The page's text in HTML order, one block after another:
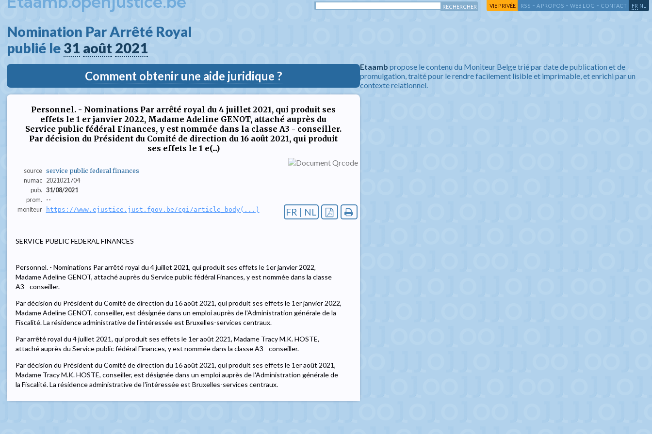
VIE PRIVÉE RSS - A PROPOS - WEB LOG - CONTACT FR NL
Nomination Par Arrêté Royal
publié le 31 août 2021
Comment obtenir une aide juridique ?
Personnel. - Nominations Par arrêté royal du 4 juillet 2021, qui produit ses
effets le 1 er janvier 2022, Madame Adeline GENOT, attaché auprès du
Service public fédéral Finances, y est nommée dans la classe A3 - conseiller.
Par décision du Président du Comité de direction du 16 août 2021, qui produit
ses effets le 1 e(...)
source service public federal finances
numac 2021021704
pub. 31/08/2021
prom.
--
moniteur
https://www.ejustice.just.fgov.be/cgi/article_body(...) FR | NL
SERVICE PUBLIC FEDERAL FINANCES
Personnel. - Nominations Par arrêté royal du 4 juillet 2021, qui produit ses effets le 1er janvier 2022,
Madame Adeline GENOT, attaché auprès du Service public fédéral Finances, y est nommée dans la classe
A3 - conseiller.
Par décision du Président du Comité de direction du 16 août 2021, qui produit ses effets le 1er janvier 2022,
Madame Adeline GENOT, conseiller, est désignée dans un emploi auprès de l'Administration générale de la
Fiscalité. La résidence administrative de l'intéressée est Bruxelles-services centraux.
Par arrêté royal du 4 juillet 2021, qui produit ses effets le 1er août 2021, Madame Tracy M.K. HOSTE,
attaché auprès du Service public fédéral Finances, y est nommée dans la classe A3 - conseiller.
Par décision du Président du Comité de direction du 16 août 2021, qui produit ses effets le 1er août 2021,
Madame Tracy M.K. HOSTE, conseiller, est désignée dans un emploi auprès de l'Administration générale de
la Fiscalité. La résidence administrative de l'intéressée est Bruxelles-services centraux.
Etaamb propose le contenu du Moniteur Belge trié par date de publication et de
promulgation, traité pour le rendre facilement lisible et imprimable, et enrichi par un
contexte relationnel.